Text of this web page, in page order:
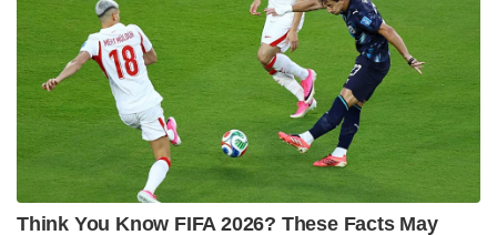
Think You Know FIFA 2026? These Facts May